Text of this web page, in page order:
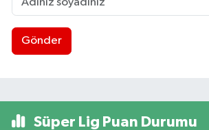
Gönder
Süper Lig Puan Durumu